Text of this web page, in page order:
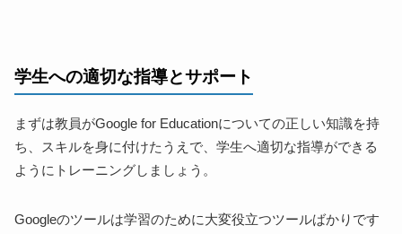
学生への適切な指導とサポート
まずは教員がGoogle for Educationについての正しい知識を持
ち、スキルを身に付けたうえで、学生へ適切な指導ができる
ようにトレーニングしましょう。
Googleのツールは学習のために大変役立つツールばかりです